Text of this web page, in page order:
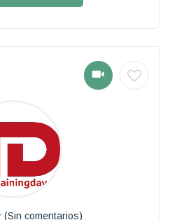
(Sin comentarios)